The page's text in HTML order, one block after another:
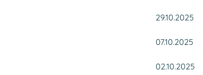
29.10.2025
07.10.2025
02.10.2025